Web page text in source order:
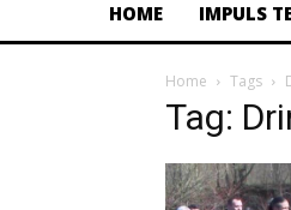
HOME IMPULS
Home Tags
Tag: